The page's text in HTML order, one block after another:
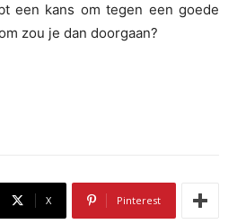
een kans om tegen een goede
zou je dan doorgaan?
X Pinterest